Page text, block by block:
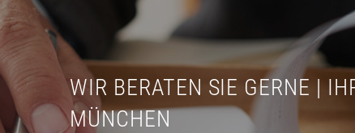
WIR BERATEN SIE GERNE |
MÜNCHEN